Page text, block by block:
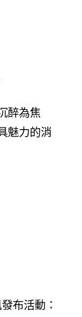
醉為焦
魅力的消
布活動：